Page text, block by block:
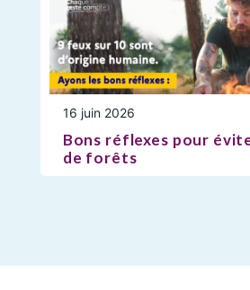
16 juin 2026
Bons réflexes pour
de forêts